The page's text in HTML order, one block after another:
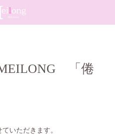
「倦
いただきます。